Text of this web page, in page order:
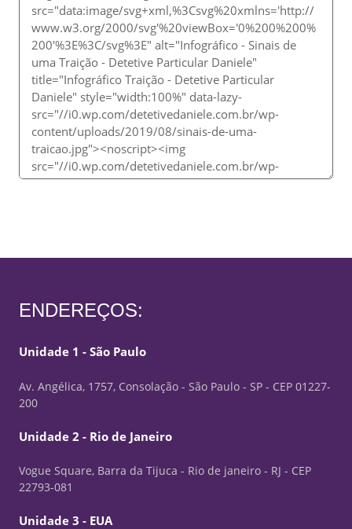
ENDEREÇOS:
Unidade 1 - São Paulo
Av. Angélica, 1757, Consolação - São Paulo - SP - CEP 01227-
200
Unidade 2 - Rio de Janeiro
Vogue Square, Barra da Tijuca - Rio de janeiro - RJ - CEP
22793-081
Unidade 3 - EUA